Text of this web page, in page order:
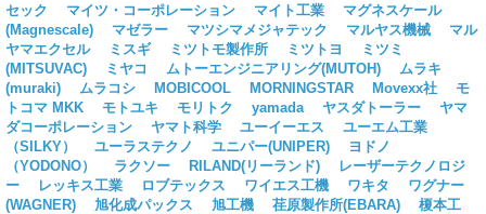
セック
マイツ・コーポレーション マイト工業
マグネスケール
(Magnescale)
マゼラー マツシマメジャテック マルヤス機械
マル
ヤマエクセル
ミスギ ミツトモ製作所 ミツトヨ
ミツミ
(MITSUVAC)
ミヤコ ムトーエンジニアリング(MUTOH)
ムラキ
(muraki)
ムラコシ MOBICOOL MORNINGSTAR Movexx社
モ
トコマ MKK
モトユキ モリトク yamada ヤスダトーラー
ヤマ
ダコーポレーション
ヤマト科学 ユーイーエス
ユーエム工業
（SILKY）
ユーラステクノ ユニパー(UNIPER)
ヨドノ
（YODONO）
ラクソー RILAND(リーランド)
レーザーテクノロジ
ー
レッキス工業 ロブテックス ワイエス工機 ワキタ
ワグナー
(WAGNER)
旭化成パックス 旭工機 荏原製作所(EBARA)
榎本工